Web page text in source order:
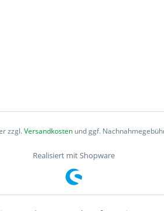
zzgl.Versandkostenund ggf.
Realisiert mit Shopware